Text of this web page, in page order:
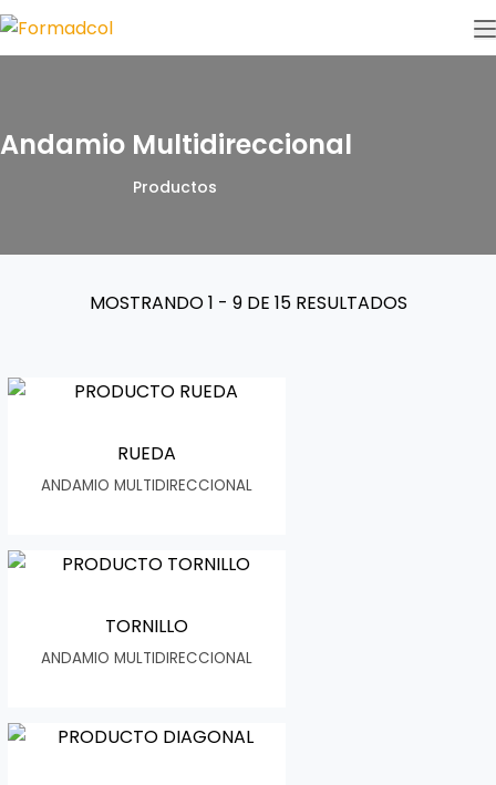
Andamio Multidireccional
Productos
MOSTRANDO1 - 9 DE 15RESULTADOS
RUEDA
ANDAMIO MULTIDIRECCIONAL
TORNILLO
ANDAMIO MULTIDIRECCIONAL